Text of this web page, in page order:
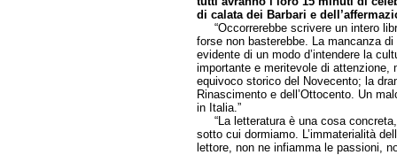
di calata dei Barbari e
“Occorrerebbe scrivere un intero
forse non basterebbe. La mancanza
evidente di un modo d’intendere la
importante e meritevole di attenzione,
equivoco storico del Novecento; la
Rinascimento e dell’Ottocento. Un
in Italia.”
“La letteratura è una cosa
sotto cui dormiamo. L’immaterialità
lettore, non ne infiamma le passioni,